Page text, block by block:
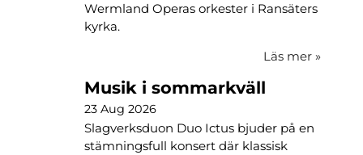
Wermland Operas orkester i Ransäters
kyrka.
Läs mer »
Musik i sommarkväll
23 Aug 2026
Slagverksduon Duo Ictus bjuder på en
stämningsfull konsert där klassisk